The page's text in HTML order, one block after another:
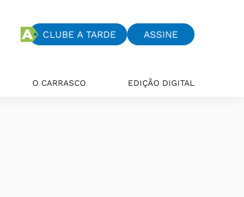
CLUBE A TARDE ASSINE
O CARRASCO EDIÇÃO DIGITAL